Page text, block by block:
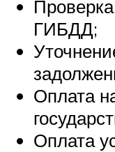
ГИБДД;
Оплата
Оплата